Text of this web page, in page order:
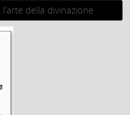
della divinazione